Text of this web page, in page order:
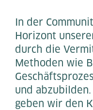
In der
Horizont
durch die
Methoden wie
und
geben wir den